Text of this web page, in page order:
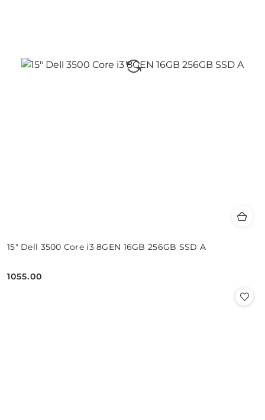
15" Dell 3500 Core i3 8GEN 16GB 256GB SSD A
Cena:
1055.00